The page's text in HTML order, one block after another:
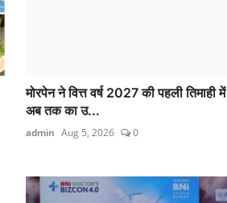
मोरपेन ने वित्त वर्ष 2027 की पहली तिमाही में
अब तक का उ...
admin Aug 5, 2026 0